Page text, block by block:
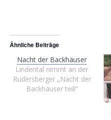
Ähnliche Beiträge
Nacht der Backhäuser
Lindental nimmt an der
Rudersberger „Nacht der
Backhäuser teil!“